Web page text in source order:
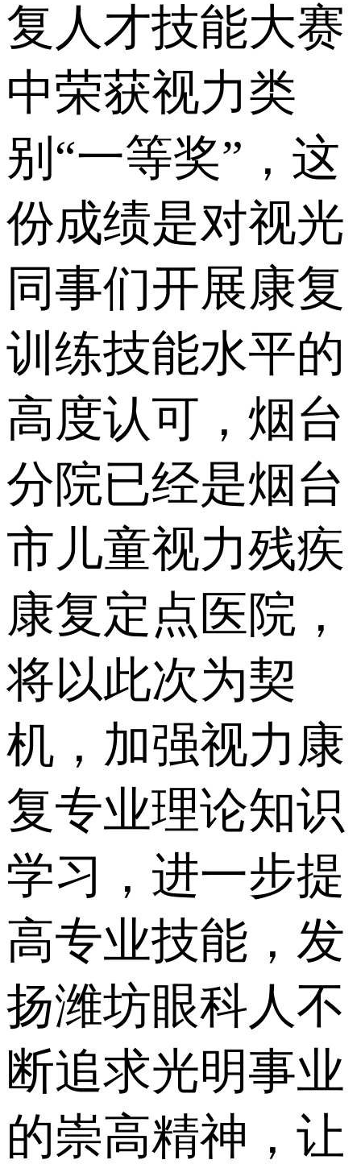
复人才技能大赛
中荣获视力类
别“一等奖”，这
份成绩是对视光
同事们开展康复
训练技能水平的
高度认可，烟台
分院已经是烟台
市儿童视力残疾
康复定点医院，
将以此次为契
机，加强视力康
复专业理论知识
学习，进一步提
高专业技能，发
扬潍坊眼科人不
断追求光明事业
的崇高精神，让